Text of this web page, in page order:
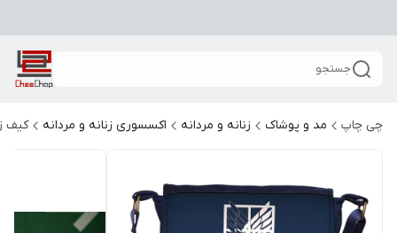
جستجو
چی چاپ مد و پوشاک زنانه و مردانه اکسسوری زنانه و مردانه کیف